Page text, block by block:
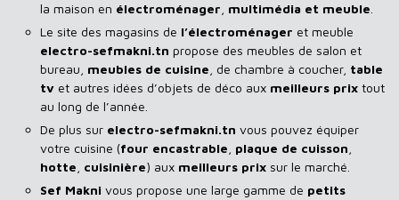
la maison en électroménager multimédia et meuble
Le site des magasins de l’électroménager et meuble
electro-sefmakni.tn propose des meubles de salon et
bureau, meubles de cuisine , de chambre à coucher, table
tv et autres idées d’objets de déco aux meilleurs prix tout
au long de l’année.
De plus sur electro-sefmakni.tn vous pouvez équiper
votre cuisine (four encastrable plaque de cuisson
hotte cuisinière) aux meilleurs prix sur le marché.
Sef Makni vous propose une large gamme de petits